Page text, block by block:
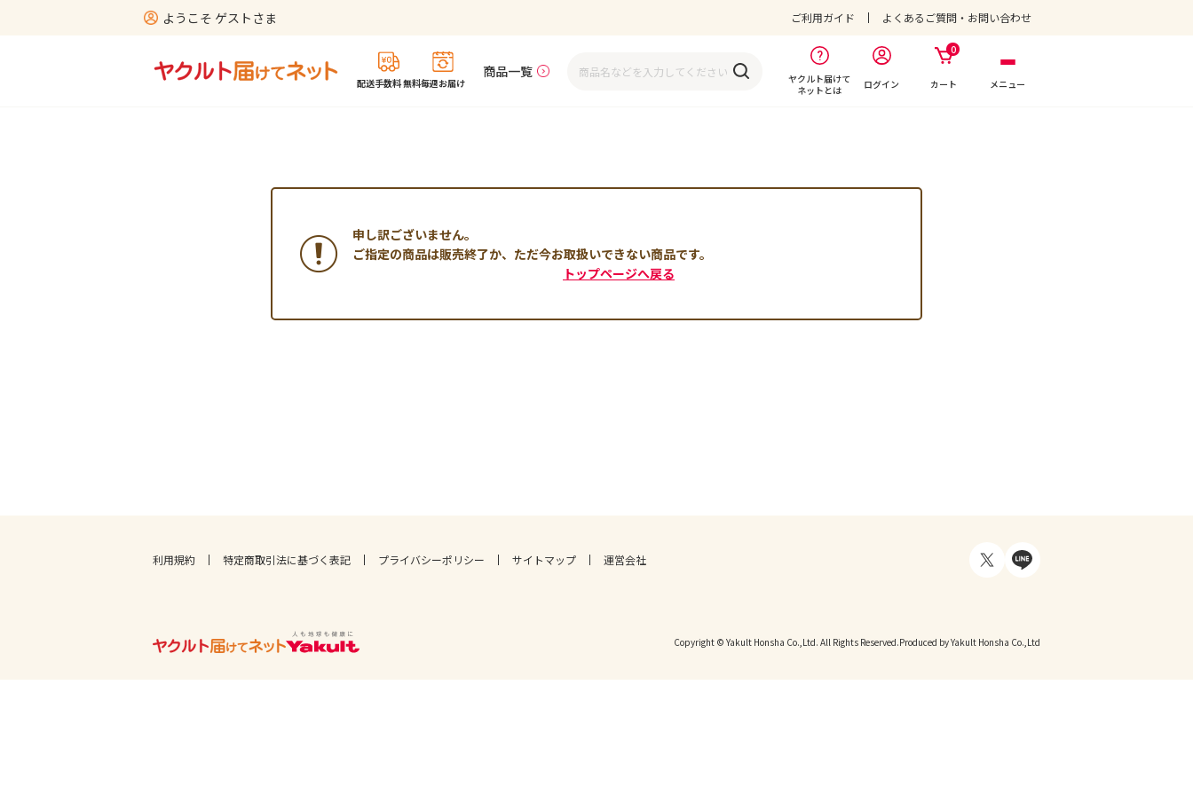
ようこそ ゲストさま ご利用ガイド よくあるご質問・お問い合わせ
配送手数料 無料毎週お届け
商品一覧
ヤクルト届けて
ネットとは
ログイン
0
カート メニュー
申し訳ございません。
ご指定の商品は販売終了か、ただ今お取扱いできない商品です。
トップページへ戻る
利用規約 特定商取引法に基づく表記 プライバシーポリシー サイトマップ 運営会社
Copyright © Yakult Honsha Co.,Ltd. All Rights Reserved.Produced by Yakult Honsha Co.,Ltd